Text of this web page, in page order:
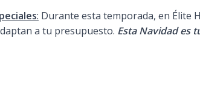
: Durante esta temporada, en Élite
a tu presupuesto. Esta Navidad es